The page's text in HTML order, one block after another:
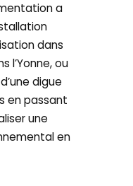
a
dans
l’Yonne, ou
digue
en passant
une
en